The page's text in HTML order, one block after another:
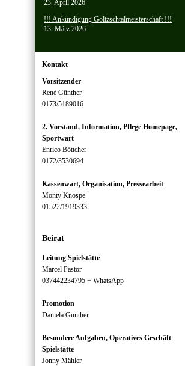
23. April 2026
!!! Ankündigung Göltzschtalmeisterschaft !!!
13. März 2026
Kontakt
Vorsitzender
René Günther
0173/5189016
2. Vorstand, Information, Pflege Homepage,
Sportwart
Enrico Böttcher
0172/3530694
Kassenwart, Organisation, Pressearbeit
Monty Knospe
01522/1919333
Beirat
Leitung Spielstätte
Marcel Pastor
037442234795 + WhatsApp
Promotion
Daniela Günther
Besondere Aufgaben, Operatives Geschäft
Spielstätte
Jonny Mähler